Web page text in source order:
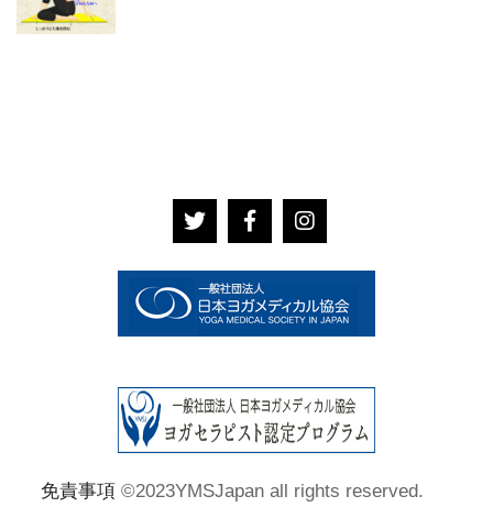
免責事項 ©2023YMSJapan all rights reserved.